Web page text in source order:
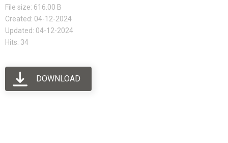
File size: 616.00 B
Created: 04-12-2024
Updated: 04-12-2024
Hits: 34
DOWNLOAD